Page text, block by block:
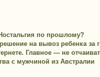
по прошлому?
на вывоз ребенка за
Главное — не
с мужчиной из Австралии